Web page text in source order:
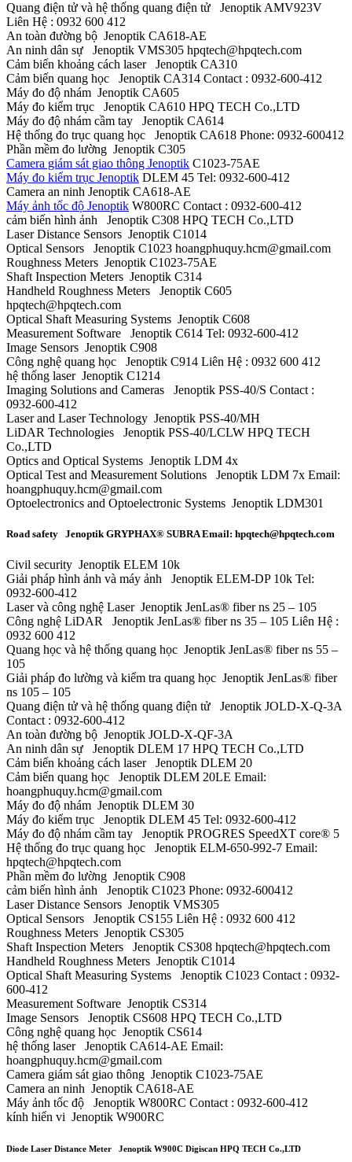
Quang điện tử và hệ thống quang điện tử Jenoptik AMV923V
Liên Hệ : 0932 600 412
An toàn đường bộ Jenoptik CA618-AE
An ninh dân sự Jenoptik VMS305 hpqtech@hpqtech.com
Cảm biến khoảng cách laser Jenoptik CA310
Cảm biến quang học Jenoptik CA314 Contact : 0932-600-412
Máy đo độ nhám Jenoptik CA605
Máy đo kiểm trục Jenoptik CA610 HPQ TECH Co.,LTD
Máy đo độ nhám cầm tay Jenoptik CA614
Hệ thống đo trục quang học Jenoptik CA618 Phone: 0932-600412
Phần mềm đo lường Jenoptik C305
Camera giám sát giao thông Jenoptik C1023-75AE
Máy đo kiểm trục Jenoptik DLEM 45 Tel: 0932-600-412
Camera an ninh Jenoptik CA618-AE
Máy ảnh tốc độ Jenoptik W800RC Contact : 0932-600-412
cảm biến hình ảnh Jenoptik C308 HPQ TECH Co.,LTD
Laser Distance Sensors Jenoptik C1014
Optical Sensors Jenoptik C1023 hoangphuquy.hcm@gmail.com
Roughness Meters Jenoptik C1023-75AE
Shaft Inspection Meters Jenoptik C314
Handheld Roughness Meters Jenoptik C605
hpqtech@hpqtech.com
Optical Shaft Measuring Systems Jenoptik C608
Measurement Software Jenoptik C614 Tel: 0932-600-412
Image Sensors Jenoptik C908
Công nghệ quang học Jenoptik C914 Liên Hệ : 0932 600 412
hệ thống laser Jenoptik C1214
Imaging Solutions and Cameras Jenoptik PSS-40/S Contact :
0932-600-412
Laser and Laser Technology Jenoptik PSS-40/MΗ
LiDAR Technologies Jenoptik PSS-40/LCLW HPQ TECH
Co.,LTD
Optics and Optical Systems Jenoptik LDM 4x
Optical Test and Measurement Solutions Jenoptik LDM 7x Email:
hoangphuquy.hcm@gmail.com
Optoelectronics and Optoelectronic Systems Jenoptik LDM301
Road safety Jenoptik GRYPHAX® SUBRA Email: hpqtech@hpqtech.com
Civil security Jenoptik ELEM 10k
Giải pháp hình ảnh và máy ảnh Jenoptik ELEM-DP 10k Tel:
0932-600-412
Laser và công nghệ Laser Jenoptik JenLas® fiber ns 25 – 105
Công nghệ LiDAR Jenoptik JenLas® fiber ns 35 – 105 Liên Hệ :
0932 600 412
Quang học và hệ thống quang học Jenoptik JenLas® fiber ns 55 –
105
Giải pháp đo lường và kiểm tra quang học Jenoptik JenLas® fiber
ns 105 – 105
Quang điện tử và hệ thống quang điện tử Jenoptik JOLD-X-Q-3A
Contact : 0932-600-412
An toàn đường bộ Jenoptik JOLD-X-QF-3A
An ninh dân sự Jenoptik DLEM 17 HPQ TECH Co.,LTD
Cảm biến khoảng cách laser Jenoptik DLEM 20
Cảm biến quang học Jenoptik DLEM 20LE Email:
hoangphuquy.hcm@gmail.com
Máy đo độ nhám Jenoptik DLEM 30
Máy đo kiểm trục Jenoptik DLEM 45 Tel: 0932-600-412
Máy đo độ nhám cầm tay Jenoptik PROGRES SpeedXT core® 5
Hệ thống đo trục quang học Jenoptik ELM-650-992-7 Email:
hpqtech@hpqtech.com
Phần mềm đo lường Jenoptik C908
cảm biến hình ảnh Jenoptik C1023 Phone: 0932-600412
Laser Distance Sensors Jenoptik VMS305
Optical Sensors Jenoptik CS155 Liên Hệ : 0932 600 412
Roughness Meters Jenoptik CS305
Shaft Inspection Meters Jenoptik CS308 hpqtech@hpqtech.com
Handheld Roughness Meters Jenoptik C1014
Optical Shaft Measuring Systems Jenoptik C1023 Contact : 0932-
600-412
Measurement Software Jenoptik CS314
Image Sensors Jenoptik CS608 HPQ TECH Co.,LTD
Công nghệ quang học Jenoptik CS614
hệ thống laser Jenoptik CA614-AE Email:
hoangphuquy.hcm@gmail.com
Camera giám sát giao thông Jenoptik C1023-75AE
Camera an ninh Jenoptik CA618-AE
Máy ảnh tốc độ Jenoptik W800RC Contact : 0932-600-412
kính hiển vi Jenoptik W900RC
Diode Laser Distance Meter Jenoptik W900C Digiscan HPQ TECH Co.,LTD